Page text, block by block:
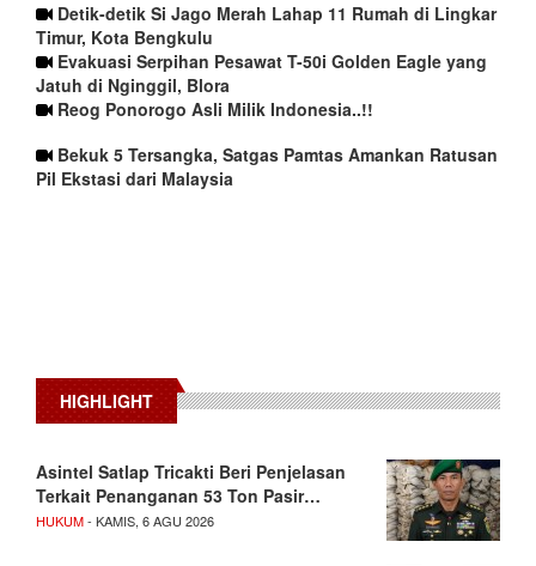
Detik-detik Si Jago Merah Lahap 11 Rumah di Lingkar
Timur, Kota Bengkulu
Evakuasi Serpihan Pesawat T-50i Golden Eagle yang
Jatuh di Nginggil, Blora
Reog Ponorogo Asli Milik Indonesia..!!
Bekuk 5 Tersangka, Satgas Pamtas Amankan Ratusan
Pil Ekstasi dari Malaysia
HIGHLIGHT
Asintel Satlap Tricakti Beri Penjelasan
Terkait Penanganan 53 Ton Pasir…
HUKUM- KAMIS, 6 AGU 2026